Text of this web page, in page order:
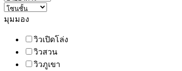
มุมมอง
วิวเปิดโล่ง
วิวสวน
วิวภูเขา